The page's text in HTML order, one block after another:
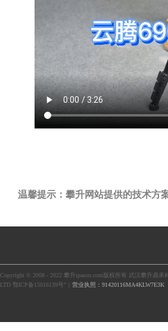
温馨提示：攀升网站提供的技术方
Copyright © 2008 - 2022 攀升ipason.com版权所有 武汉攀升鼎
LTD 鄂ICP备15016139号"｜ 营业执照：91420116MA4KLW7E3K